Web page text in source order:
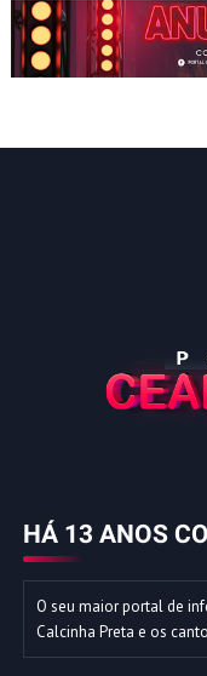
HÁ 13 ANOS
O seu maior portal de
Calcinha Preta e os